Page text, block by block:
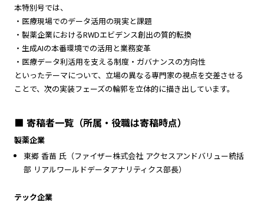
本特別号では、
・医療現場でのデータ活用の現実と課題
・製薬企業におけるRWDエビデンス創出の質的転換
・生成AIの本番環境での活用と業務変革
・医療データ利活用を支える制度・ガバナンスの方向性
といったテーマについて、立場の異なる専門家の視点を交差させる
ことで、次の実装フェーズの輪郭を立体的に描き出しています。
■ 寄稿者一覧（所属・役職は寄稿時点）
製薬企業
東郷 香苗 氏（ファイザー株式会社 アクセスアンドバリュー統括
部 リアルワールドデータアナリティクス部長）
テック企業